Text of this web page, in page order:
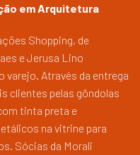
em Arquitetura
Shopping, de
e Jerusa Lino
varejo. Através da entrega
clientes pelas gôndolas
tinta preta e
na vitrine para
Sócias da Morali